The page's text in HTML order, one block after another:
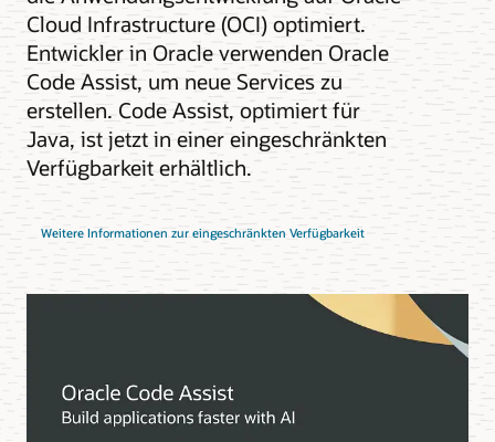
Cloud Infrastructure (OCI) optimiert.
Entwickler in Oracle verwenden Oracle
Code Assist, um neue Services zu
erstellen. Code Assist, optimiert für
Java, ist jetzt in einer eingeschränkten
Verfügbarkeit erhältlich.
Weitere Informationen zur eingeschränkten Verfügbarkeit